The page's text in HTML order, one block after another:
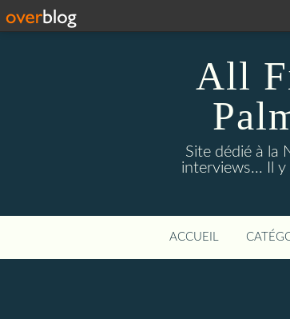
All
Site dédié à la
interviews... Il
ACCUEIL